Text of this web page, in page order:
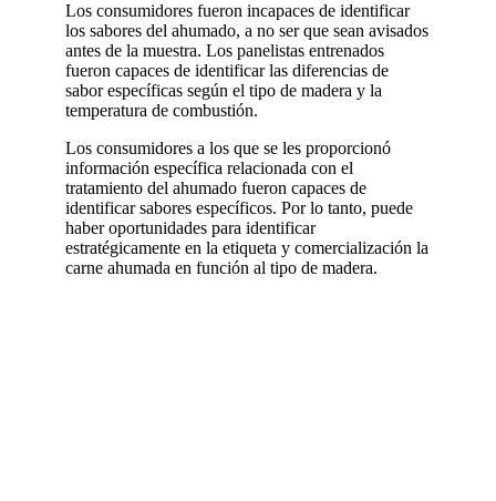
Los consumidores fueron incapaces de identificar
los sabores del ahumado, a no ser que sean avisados
antes de la muestra. Los panelistas entrenados
fueron capaces de identificar las diferencias de
sabor específicas según el tipo de madera y la
temperatura de combustión.
Los consumidores a los que se les proporcionó
información específica relacionada con el
tratamiento del ahumado fueron capaces de
identificar sabores específicos. Por lo tanto, puede
haber oportunidades para identificar
estratégicamente en la etiqueta y comercialización la
carne ahumada en función al tipo de madera.